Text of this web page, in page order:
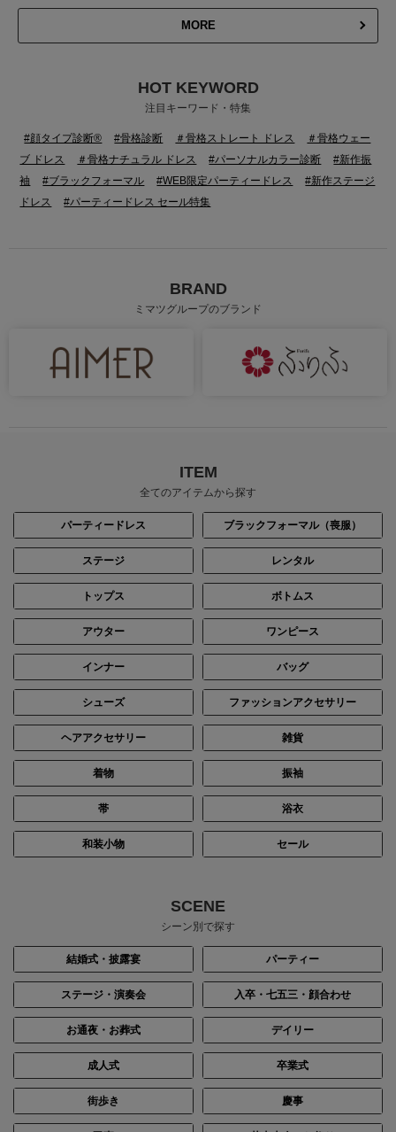
MORE
HOT KEYWORD
注目キーワード・特集
#顔タイプ診断® #骨格診断 ＃骨格ストレート ドレス
＃骨格ウェー
ブ ドレス
＃骨格ナチュラル ドレス #パーソナルカラー診断
#新作振
袖
#ブラックフォーマル #WEB限定パーティードレス
#新作ステージ
ドレス
#パーティードレス セール特集
BRAND
ミマツグループのブランド
ITEM
全てのアイテムから探す
パーティードレス ブラックフォーマル（喪服）
ステージ レンタル
トップス ボトムス
アウター ワンピース
インナー バッグ
シューズ ファッションアクセサリー
ヘアアクセサリー 雑貨
着物 振袖
帯 浴衣
和装小物 セール
SCENE
シーン別で探す
結婚式・披露宴 パーティー
ステージ・演奏会 入卒・七五三・顔合わせ
お通夜・お葬式 デイリー
成人式 卒業式
街歩き 慶事